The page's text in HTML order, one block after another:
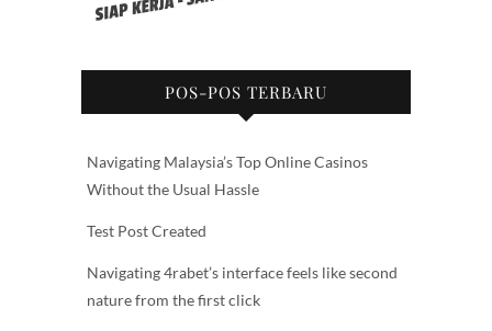
POS-POS TERBARU
Navigating Malaysia’s Top Online Casinos
Without the Usual Hassle
Test Post Created
Navigating 4rabet’s interface feels like second
nature from the first click